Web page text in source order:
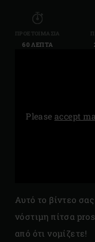
ΠΡΟΕΤΟΙΜΑΣΊΑ
60 ΛΕΠΤΆ
Pleaseaccept
Αυτό το βίντεο
νόστιμη πίτσα
από ότι νομίζετε!